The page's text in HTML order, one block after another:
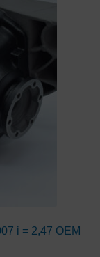
i = 2,47 OEM